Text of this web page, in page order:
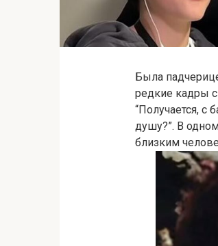
Была
редкие кадры с
“Получается, с
душу?”. В
близким